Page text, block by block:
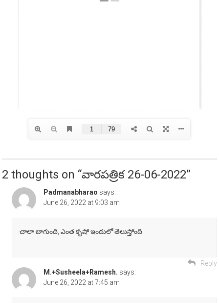
2 thoughts on “వారపత్రిక 26-06-2022”
Padmanabharao says:
June 26, 2022 at 9:03 am
చాలా బాగుంది, ఎంత కృషో ఇందులో తెలుస్తోంది
Reply
M.+Susheela+Ramesh. says:
June 26, 2022 at 7:45 am